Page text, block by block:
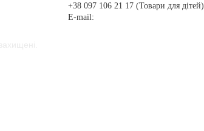
+38 097 106 21 17 (Товари для дітей)
E-mail: